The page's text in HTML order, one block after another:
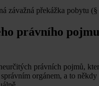
závažná překážka pobytu
právního
právních pojmů,
orgánem, a to